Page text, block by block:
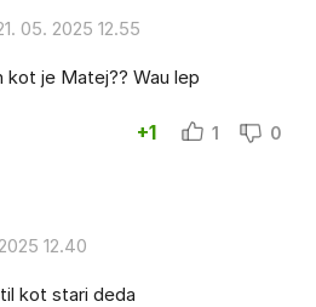
05. 2025 12.55
kot je Matej?? Wau lep
+1 1 0
12.40
kot stari deda